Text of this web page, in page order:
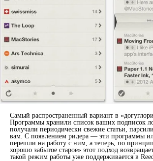
Самый распространенный вариант в
Программы хранили список ваших подписок
получали периодически свежие статьи,
вам. С появлением ридера — эти программы
перешли на работу с ним, а теперь, по
хорошо забытое старое» этот подход
такой режим работы уже поддерживается в